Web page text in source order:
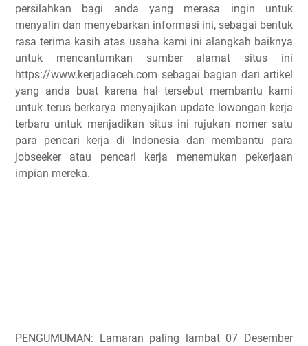
persilahkan bagi anda yang merasa ingin untuk
menyalin dan menyebarkan informasi ini, sebagai bentuk
rasa terima kasih atas usaha kami ini alangkah baiknya
untuk mencantumkan sumber alamat situs ini
https://www.kerjadiaceh.com sebagai bagian dari artikel
yang anda buat karena hal tersebut membantu kami
untuk terus berkarya menyajikan update lowongan kerja
terbaru untuk menjadikan situs ini rujukan nomer satu
para pencari kerja di Indonesia dan membantu para
jobseeker atau pencari kerja menemukan pekerjaan
impian mereka.
PENGUMUMAN: Lamaran paling lambat 07 Desember